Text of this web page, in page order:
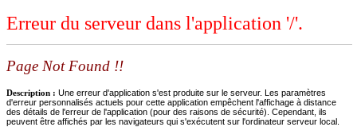
Erreur du serveur dans l'application '/'.
Page Not Found !!
Description : Une erreur d'application s'est produite sur le serveur. Les paramètres
d'erreur personnalisés actuels pour cette application empêchent l'affichage à distance
des détails de l'erreur de l'application (pour des raisons de sécurité). Cependant, ils
peuvent être affichés par les navigateurs qui s'exécutent sur l'ordinateur serveur local.